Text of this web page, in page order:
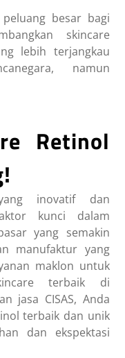
besar bagi
skincare
lebih terjangkau
namun
Retinol
inovatif dan
kunci dalam
yang semakin
manufaktur yang
maklon untuk
terbaik di
jasa CISAS, Anda
terbaik dan unik
dan ekspektasi